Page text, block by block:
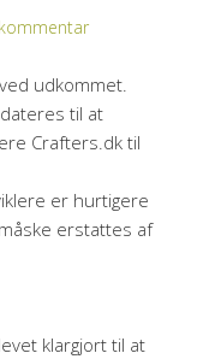
udkommet.
til at
Crafters.dk til
er hurtigere
erstattes af
klargjort til at